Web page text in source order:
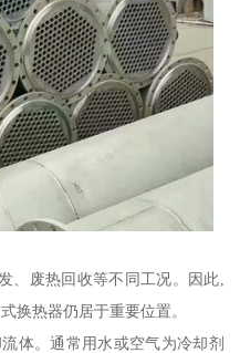
、废热回收等不同工况。因此,
换热器仍居于重要位置。
体。通常用水或空气为冷却剂